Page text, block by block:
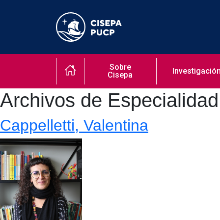
Sobre
Cisepa
Investigación
Archivos de
Cappelletti, Valentina